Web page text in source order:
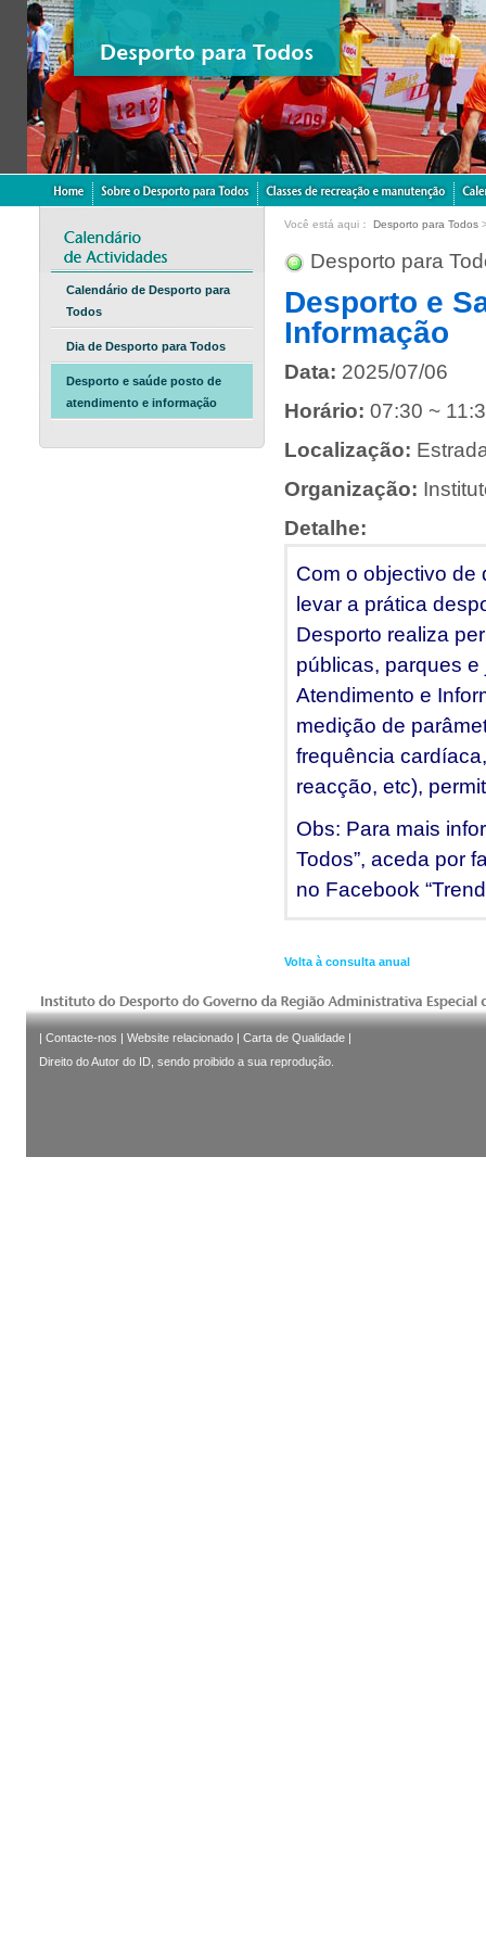
Calendário de Desporto para
Todos
Dia de Desporto para Todos
Desporto e saúde posto de
atendimento e informação
Você está aqui： Desporto para Todos
Desporto para
Desporto e
Informação
Data: 2025/07/06
Horário: 07:30 ~
Localização:
Organização:
Detalhe:
Com o objectivo de
levar a prática
Desporto realiza
públicas, parques e
Atendimento e
medição de
frequência
reacção, etc),
Obs: Para mais
Todos”, aceda por
no Facebook
Volta à consulta anual
| Contacte-nos | Website relacionado | Carta de Qualidade |
Direito do Autor do ID, sendo proibido a sua reprodução.